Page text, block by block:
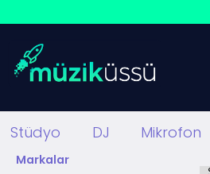
Stüdyo DJ Mikrofon
Markalar